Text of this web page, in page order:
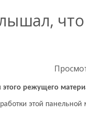
этого режущего
этой